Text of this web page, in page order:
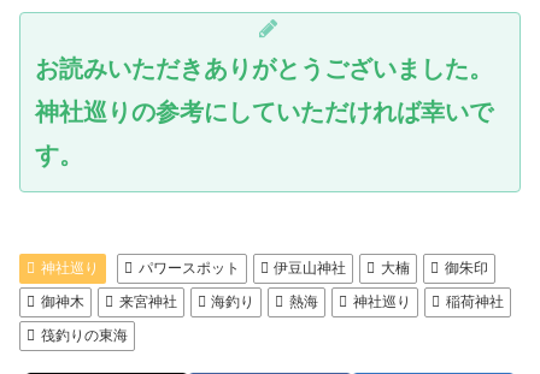
お読みいただきありがとうございました。
神社巡りの参考にしていただければ幸いで
す。
神社巡り パワースポット 伊豆山神社 大楠
御朱印
御神木
来宮神社 海釣り 熱海 神社巡り
稲荷神社
筏釣りの東海